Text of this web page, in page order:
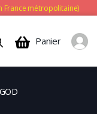
France métropolitaine)
Panier